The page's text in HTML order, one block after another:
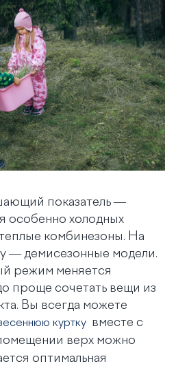
показатель —
особенно холодных
комбинезоны. На
— демисезонные модели.
режим меняется
проще сочетать вещи из
Вы всегда можете
куртку вместе с
верх можно
оптимальная